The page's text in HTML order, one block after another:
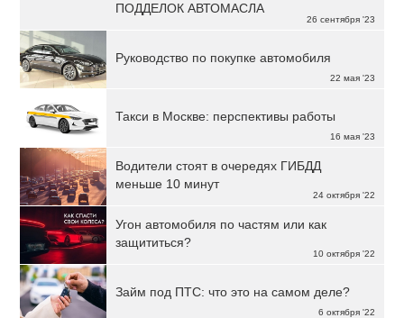
26 сентября '23
ПОДДЕЛОК АВТОМАСЛА
22 мая '23
Руководство по покупке автомобиля
16 мая '23
Такси в Москве: перспективы работы
24 октября '22
Водители стоят в очередях ГИБДД
меньше 10 минут
10 октября '22
Угон автомобиля по частям или как
защититься?
6 октября '22
Займ под ПТС: что это на самом деле?